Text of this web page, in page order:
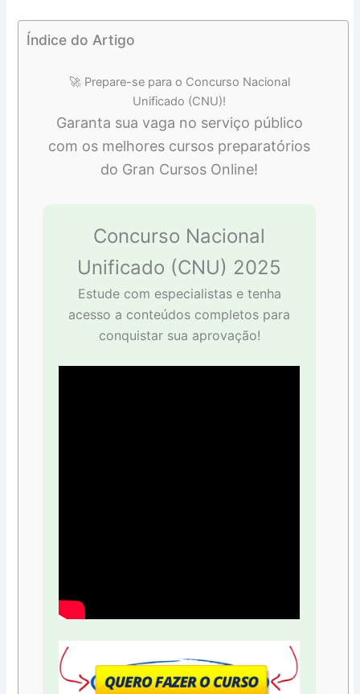
Índice do Artigo
🚀 Prepare-se para o Concurso Nacional
Unificado (CNU)!
Garanta sua vaga no serviço público
com os melhores cursos preparatórios
do Gran Cursos Online!
Concurso Nacional
Unificado (CNU) 2025
Estude com especialistas e tenha
acesso a conteúdos completos para
conquistar sua aprovação!